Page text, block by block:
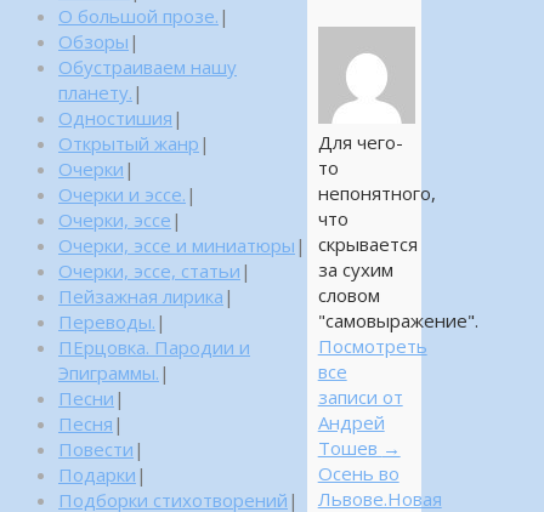
Для чего-
то
непонятного,
что
скрывается
за сухим
словом
"самовыражение".
Посмотреть
все
записи от
Андрей
Тошев →
Осень во
Львове.Новая
О большой прозе. |
Обзоры |
Обустраиваем нашу
планету. |
Одностишия |
Открытый жанр |
Очерки |
Очерки и эссе. |
Очерки, эссе |
Очерки, эссе и миниатюры |
Очерки, эссе, статьи |
Пейзажная лирика |
Переводы. |
ПЕрцовка. Пародии и
Эпиграммы. |
Песни |
Песня |
Повести |
Подарки |
Подборки стихотворений |